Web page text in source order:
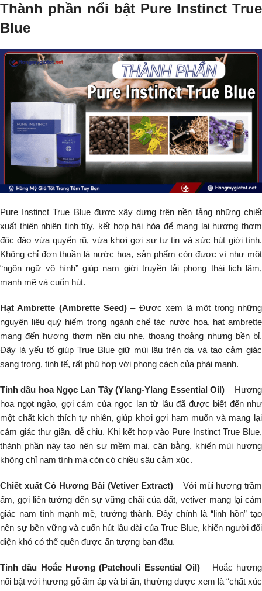
Thành phần nổi bật Pure Instinct True
Blue
Pure Instinct True Blue được xây dựng trên nền tảng những chiết
xuất thiên nhiên tinh túy, kết hợp hài hòa để mang lại hương thơm
độc đáo vừa quyến rũ, vừa khơi gợi sự tự tin và sức hút giới tính.
Không chỉ đơn thuần là nước hoa, sản phẩm còn được ví như một
“ngôn ngữ vô hình” giúp nam giới truyền tải phong thái lịch lãm,
mạnh mẽ và cuốn hút.
Hạt Ambrette (Ambrette Seed)– Được xem là một trong những
nguyên liệu quý hiếm trong ngành chế tác nước hoa, hạt ambrette
mang đến hương thơm nền dịu nhẹ, thoang thoảng nhưng bền bỉ.
Đây là yếu tố giúp True Blue giữ mùi lâu trên da và tạo cảm giác
sang trọng, tinh tế, rất phù hợp với phong cách của phái mạnh.
Tinh dầu hoa Ngọc Lan Tây (Ylang-Ylang Essential Oil) – Hương
hoa ngọt ngào, gợi cảm của ngọc lan từ lâu đã được biết đến như
một chất kích thích tự nhiên, giúp khơi gợi ham muốn và mang lại
cảm giác thư giãn, dễ chịu. Khi kết hợp vào Pure Instinct True Blue,
thành phần này tạo nên sự mềm mại, cân bằng, khiến mùi hương
không chỉ nam tính mà còn có chiều sâu cảm xúc.
Chiết xuất Cỏ Hương Bài (Vetiver Extract) – Với mùi hương trầm
ấm, gợi liên tưởng đến sự vững chãi của đất, vetiver mang lại cảm
giác nam tính mạnh mẽ, trưởng thành. Đây chính là “linh hồn” tạo
nên sự bền vững và cuốn hút lâu dài của True Blue, khiến người đối
diện khó có thể quên được ấn tượng ban đầu.
Tinh dầu Hoắc Hương (Patchouli Essential Oil) – Hoắc hương
nổi bật với hương gỗ ấm áp và bí ẩn, thường được xem là “chất xúc